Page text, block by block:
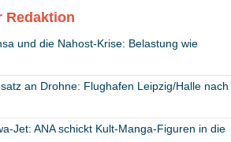
Redaktion
und die Nahost-Krise: Belastung wie
an Drohne: Flughafen Leipzig/Halle nach
Jet: ANA schickt Kult-Manga-Figuren in die